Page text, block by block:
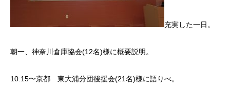
充実した一日。
朝一、神奈川倉庫協会(12名)様に概要説明。
10:15〜京都 東大浦分団後援会(21名)様に語りべ。